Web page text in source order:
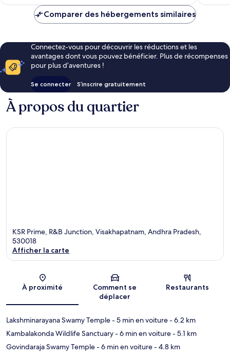
de
Comparer des hébergements similaires
Connectez-vous pour découvrir les réductions et les
avantages dont vous pouvez bénéficier. Plus de récompenses
pour plus d’aventures !
Se connecter S’inscrire gratuitement
À propos du quartier
KSR Prime, R&B Junction, Visakhapatnam, Andhra Pradesh,
530018
Afficher la carte
À proximité
Comment se
déplacer
Restaurants
Lakshminarayana Swamy Temple- 5 min en voiture- 6.2 km
Kambalakonda Wildlife Sanctuary- 6 min en voiture- 5.1 km
Govindaraja Swamy Temple- 6 min en voiture- 4.8 km